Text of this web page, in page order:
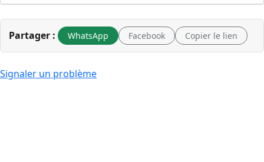
Partager : WhatsApp Facebook Copier le lien
Signaler un problème